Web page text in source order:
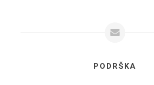
PODRŠKA